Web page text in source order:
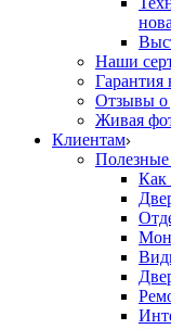
Наши
Гарантия
Отзывы о
Живая
Клиентам
Полезные
Как